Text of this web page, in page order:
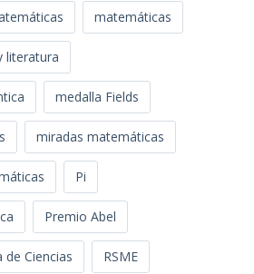
matemáticas
literatura
medalla Fields
miradas matemáticas
Pi
Premio Abel
de Ciencias RSME